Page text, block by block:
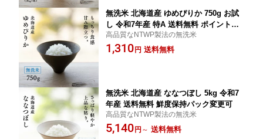
無洗米 北海道産 ゆめぴりか 750g お試
し 令和7年産 特A 送料無料 ポイント消
化
高品質なNTWP製法の無洗米
1,310 円 送料無料
無洗米 北海道産 ななつぼし 5kg 令和7
年産 送料無料 鮮度保持パック変更可
高品質なNTWP製法の無洗米
5,140 円 ～ 送料無料